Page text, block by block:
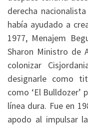
derecha
había ayudado a
1977, Menajem
Sharon Ministro de
colonizar
designarle como
como ‘El Bulldozer’
línea dura. Fue en
apodo al impulsar